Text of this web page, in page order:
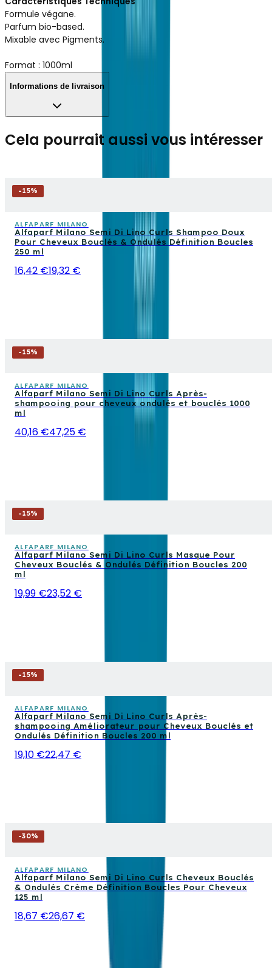
Formule végane.
Parfum bio-based.
Mixable avec Pigments.
Format : 1000ml
Informations de livraison
Cela pourrait aussi vous intéresser
-15%
ALFAPARF MILANO
Alfaparf Milano Semi Di Lino Curls Shampoo Doux
Pour Cheveux Bouclés & Ondulés Définition Boucles
250 ml
16,42 €19,32 €
-15%
ALFAPARF MILANO
Alfaparf Milano Semi Di Lino Curls Après-
shampooing pour cheveux ondulés et bouclés 1000
ml
40,16 €47,25 €
-15%
ALFAPARF MILANO
Alfaparf Milano Semi Di Lino Curls Masque Pour
Cheveux Bouclés & Ondulés Définition Boucles 200
ml
19,99 €23,52 €
-15%
ALFAPARF MILANO
Alfaparf Milano Semi Di Lino Curls Après-
shampooing Améliorateur pour Cheveux Bouclés et
Ondulés Définition Boucles 200 ml
19,10 €22,47 €
-30%
ALFAPARF MILANO
Alfaparf Milano Semi Di Lino Curls Cheveux Bouclés
& Ondulés Crème Définition Boucles Pour Cheveux
125 ml
18,67 €26,67 €